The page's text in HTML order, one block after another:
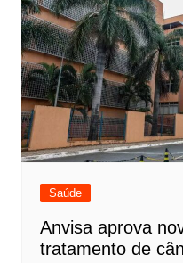
Saúde
Anvisa aprova
tratamento de